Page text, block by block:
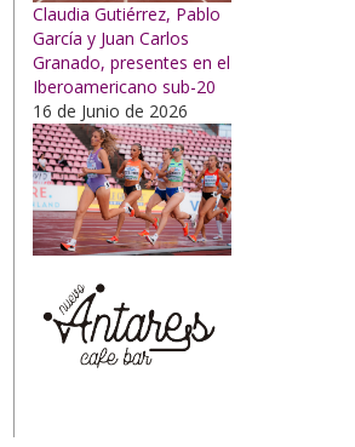
Claudia Gutiérrez, Pablo
García y Juan Carlos
Granado, presentes en el
Iberoamericano sub-20
16 de Junio de 2026